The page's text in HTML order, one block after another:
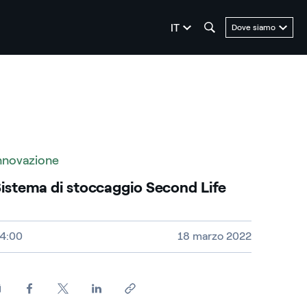
seleziona la lingua
IT Dove siamo
di stoccaggio Second Life
size, duration and file type 18 marzo 2022